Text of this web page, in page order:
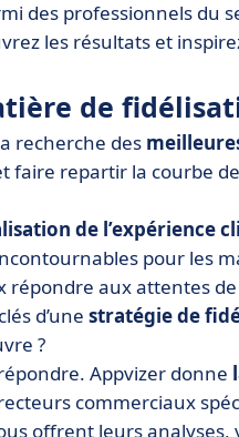
des professionnels du
les résultats et
de
recherche des
repartir la courbe
de l’expérience
pour les
aux attentes
d’une stratégie de
?
Appvizer donne
commerciaux
offrent leurs analyses,